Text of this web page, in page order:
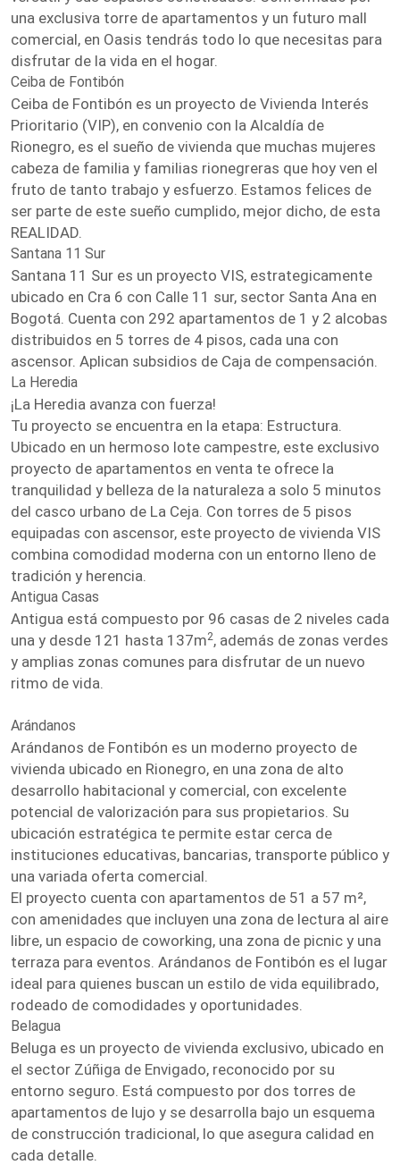
una exclusiva torre de apartamentos y un futuro mall
comercial, en Oasis tendrás todo lo que necesitas para
disfrutar de la vida en el hogar.
Ceiba de Fontibón
Ceiba de Fontibón es un proyecto de Vivienda Interés
Prioritario (VIP), en convenio con la Alcaldía de
Rionegro, es el sueño de vivienda que muchas mujeres
cabeza de familia y familias rionegreras que hoy ven el
fruto de tanto trabajo y esfuerzo. Estamos felices de
ser parte de este sueño cumplido, mejor dicho, de esta
REALIDAD.
Santana 11 Sur
Santana 11 Sur es un proyecto VIS, estrategicamente
ubicado en Cra 6 con Calle 11 sur, sector Santa Ana en
Bogotá. Cuenta con 292 apartamentos de 1 y 2 alcobas
distribuidos en 5 torres de 4 pisos, cada una con
ascensor. Aplican subsidios de Caja de compensación.
La Heredia
¡La Heredia avanza con fuerza!
Tu proyecto se encuentra en la etapa: Estructura.
Ubicado en un hermoso lote campestre, este exclusivo
proyecto de apartamentos en venta te ofrece la
tranquilidad y belleza de la naturaleza a solo 5 minutos
del casco urbano de La Ceja. Con torres de 5 pisos
equipadas con ascensor, este proyecto de vivienda VIS
combina comodidad moderna con un entorno lleno de
tradición y herencia.
Antigua Casas
Antigua está compuesto por 96 casas de 2 niveles cada
una y desde 121 hasta 137m2, además de zonas verdes
y amplias zonas comunes para disfrutar de un nuevo
ritmo de vida.
Arándanos
Arándanos de Fontibón es un moderno proyecto de
vivienda ubicado en Rionegro, en una zona de alto
desarrollo habitacional y comercial, con excelente
potencial de valorización para sus propietarios. Su
ubicación estratégica te permite estar cerca de
instituciones educativas, bancarias, transporte público y
una variada oferta comercial.
El proyecto cuenta con apartamentos de 51 a 57 m²,
con amenidades que incluyen una zona de lectura al aire
libre, un espacio de coworking, una zona de picnic y una
terraza para eventos. Arándanos de Fontibón es el lugar
ideal para quienes buscan un estilo de vida equilibrado,
rodeado de comodidades y oportunidades.
Belagua
Beluga es un proyecto de vivienda exclusivo, ubicado en
el sector Zúñiga de Envigado, reconocido por su
entorno seguro. Está compuesto por dos torres de
apartamentos de lujo y se desarrolla bajo un esquema
de construcción tradicional, lo que asegura calidad en
cada detalle.